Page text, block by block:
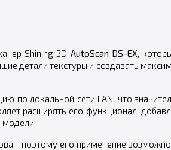
Shining 3D AutoScan DS-EX,
детали текстуры и создавать
по локальной сети LAN, что
расширять его функционал,
модели.
поэтому его применение